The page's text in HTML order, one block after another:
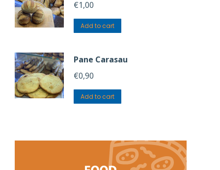
€1,00
Add to cart
Pane Carasau
€0,90
Add to cart